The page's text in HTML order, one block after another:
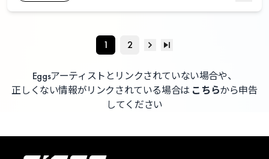
1 2
Eggsアーティストとリンクされていない場合や、
正しくない情報がリンクされている場合は こちらから申告
してください